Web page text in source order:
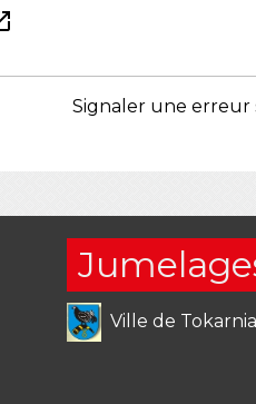
Signaler une erreur
Ville de